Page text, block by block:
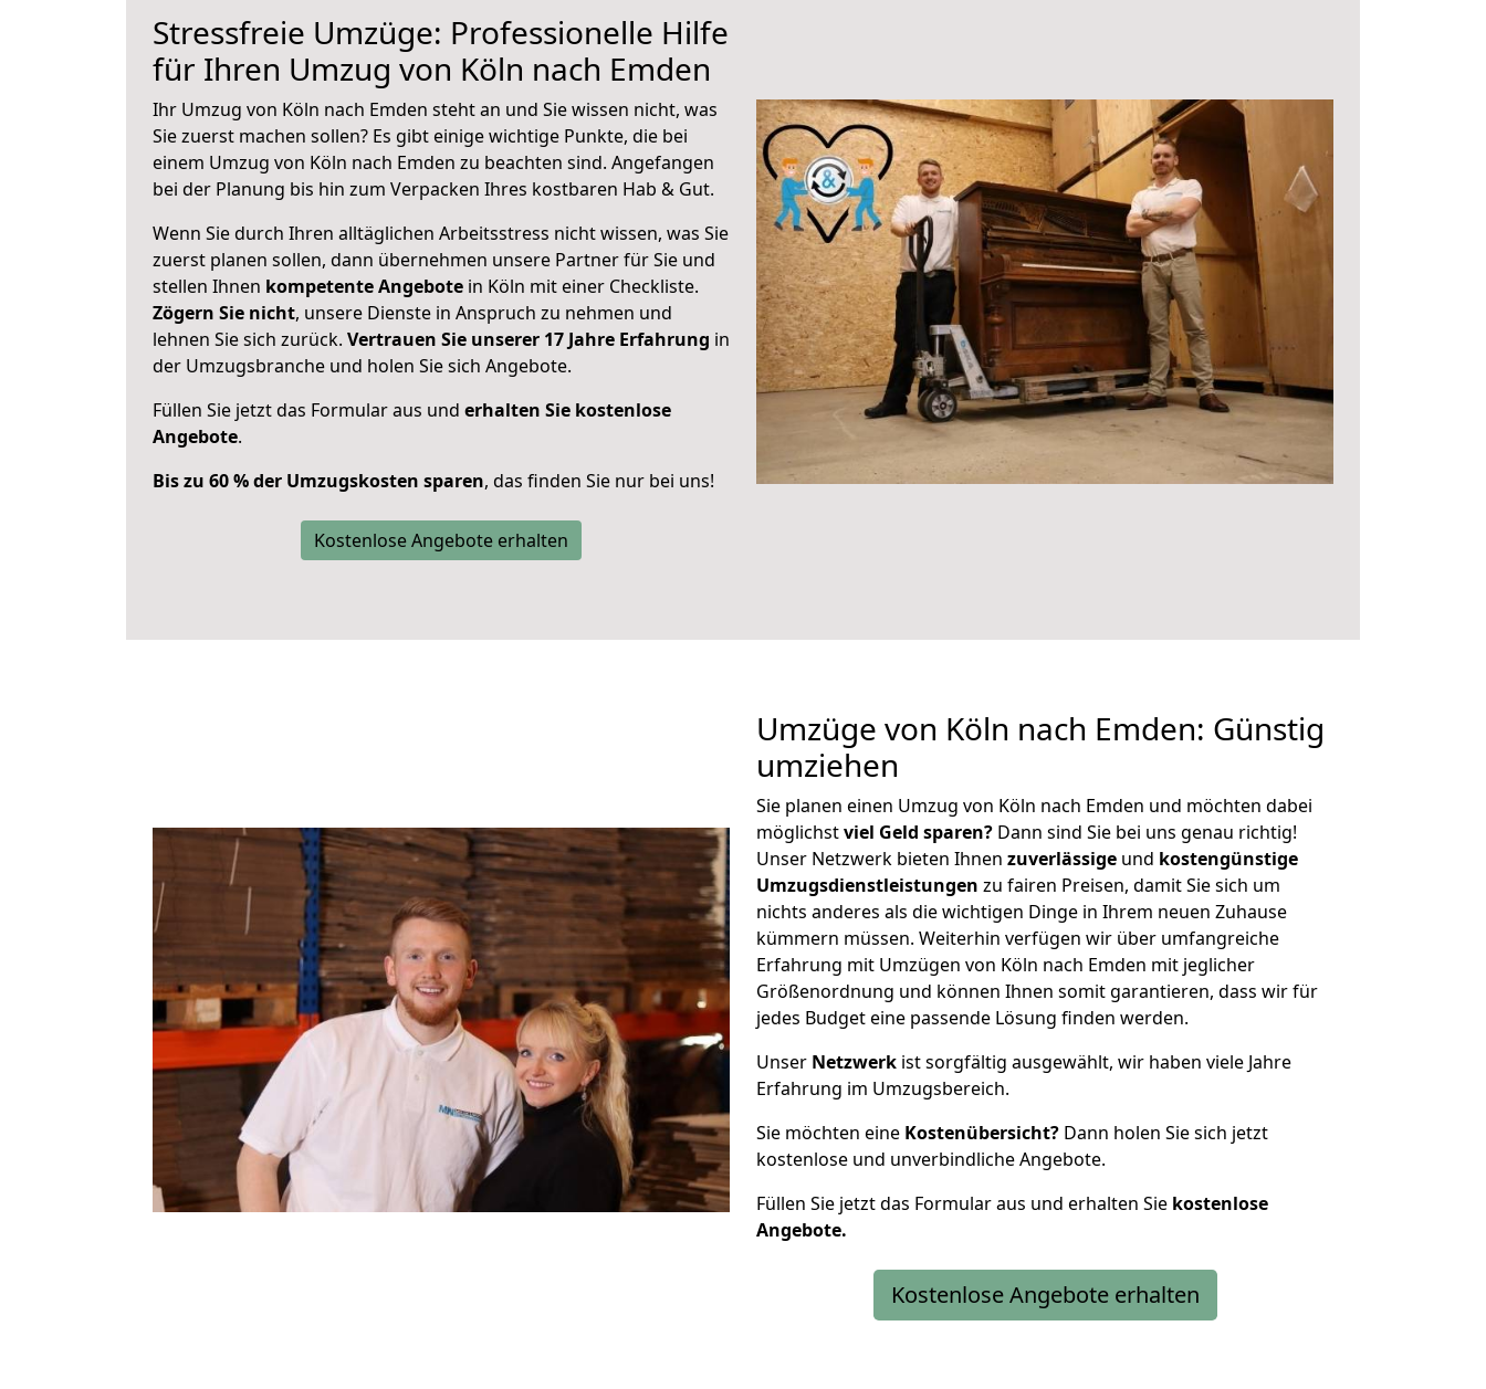
Stressfreie Umzüge: Professionelle Hilfe
für Ihren Umzug von Köln nach Emden
Ihr Umzug von Köln nach Emden steht an und Sie wissen nicht, was
Sie zuerst machen sollen? Es gibt einige wichtige Punkte, die bei
einem Umzug von Köln nach Emden zu beachten sind. Angefangen
bei der Planung bis hin zum Verpacken Ihres kostbaren Hab & Gut.
Wenn Sie durch Ihren alltäglichen Arbeitsstress nicht wissen, was Sie
zuerst planen sollen, dann übernehmen unsere Partner für Sie und
stellen Ihnen kompetente Angebote in Köln mit einer Checkliste.
Zögern Sie nicht, unsere Dienste in Anspruch zu nehmen und
lehnen Sie sich zurück. Vertrauen Sie unserer 17 Jahre Erfahrung in
der Umzugsbranche und holen Sie sich Angebote.
Füllen Sie jetzt das Formular aus und erhalten Sie kostenlose
Angebote.
Bis zu 60 % der Umzugskosten sparen, das finden Sie nur bei uns!
Kostenlose Angebote erhalten
Umzüge von Köln nach Emden: Günstig
umziehen
Sie planen einen Umzug von Köln nach Emden und möchten dabei
möglichstviel Geld sparen? Dann sind Sie bei uns genau richtig!
Unser Netzwerk bieten Ihnen zuverlässige und kostengünstige
Umzugsdienstleistungen zu fairen Preisen, damit Sie sich um
nichts anderes als die wichtigen Dinge in Ihrem neuen Zuhause
kümmern müssen. Weiterhin verfügen wir über umfangreiche
Erfahrung mit Umzügen von Köln nach Emden mit jeglicher
Größenordnung und können Ihnen somit garantieren, dass wir für
jedes Budget eine passende Lösung finden werden.
Unser Netzwerk ist sorgfältig ausgewählt, wir haben viele Jahre
Erfahrung im Umzugsbereich.
Sie möchten eine Kostenübersicht? Dann holen Sie sich jetzt
kostenlose und unverbindliche Angebote.
Füllen Sie jetzt das Formular aus und erhalten Sie kostenlose
Angebote.
Kostenlose Angebote erhalten